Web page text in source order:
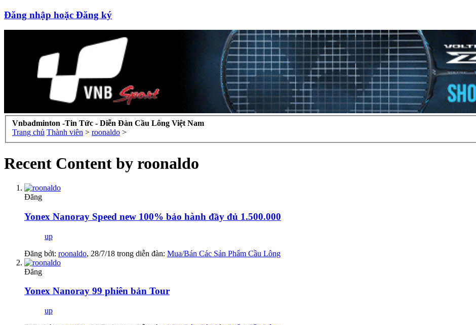
Đăng nhập hoặc Đăng ký
Vnbadminton -Tin Tức - Diễn Đàn Cầu Lông Việt Nam
Trang chủ Thành viên > roonaldo >
Recent Content by roonaldo
Đăng
Yonex Nanoray Speed new 100% bảo hành đầy đủ 1.500.000
up
Đăng bởi: roonaldo, 28/7/18 trong diễn đàn: Mua/Bán Các Sản Phẩm Cầu Lông
Đăng
Yonex Nanoray 99 phiên bản Tour
up